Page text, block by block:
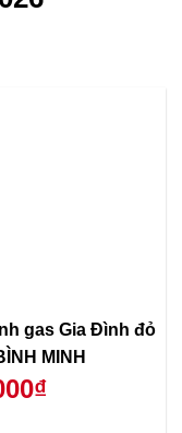
gas Gia Đình đỏ
MINH